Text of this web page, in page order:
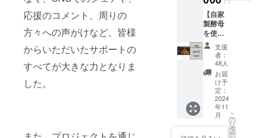
応援のコメント、周りの
方々への声がけなど、皆様
からいただいたサポートの
すべてが大きな力となりま
した。
地内にある
古民家を一
棟貸切の宿
として生ま
れ変わらせ
たいという
夢を実現し
たいと考え
ています。
過疎化は止
です。
【限定5
セッ
ト】 通
常は月
に1度の
通販
で、あ
りがた
いこと
に即完
売で
中々購
入出来
★★
1ヶ月に
1回×12
回発送
いたし
ます。
（冷凍
発送で
全国対
応可
能） ＆
宿泊割
引券
10%OF
【自家
製酵母
を使っ
たボタ
ニカル
なベー
グル8個
セット
（冷凍
発送）
+宿泊割
引券
10%OF
支援
者：
48人
お届
け予
定：
2024
年11
月
こ
の
リ
タ
ー